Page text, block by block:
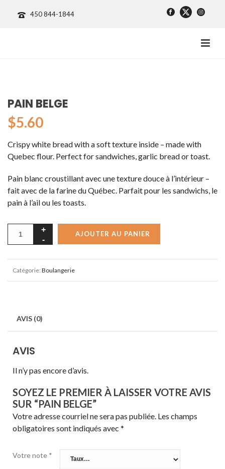
450 844-1844
PAIN BELGE
$5.60
Crispy white bread with a soft texture inside – made with
Quebec flour. Perfect for sandwiches, garlic bread or toast.
Pain blanc croustillant avec une texture douce à l’intérieur –
fait avec de la farine du Québec. Parfait pour les sandwichs, le
pain à l’ail ou les toasts.
AJOUTER AU PANIER
Catégorie: Boulangerie
AVIS (0)
AVIS
Il n’y pas encore d’avis.
SOYEZ LE PREMIER À LAISSER VOTRE AVIS
SUR “PAIN BELGE”
Votre adresse courriel ne sera pas publiée. Les champs
obligatoires sont indiqués avec *
Votre note *